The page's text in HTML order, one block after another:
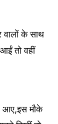
वालों के साथ
तो वहीं
आए,इस मौके